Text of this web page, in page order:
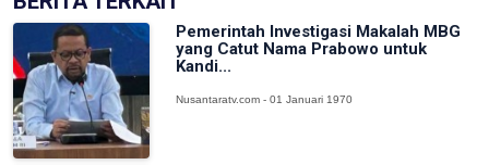
Pemerintah Investigasi Makalah MBG
yang Catut Nama Prabowo untuk
Kandi...
Nusantaratv.com - 01 Januari 1970